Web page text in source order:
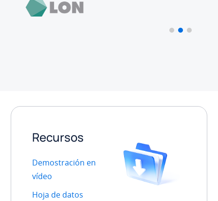
Recursos
Demostración en
vídeo
Hoja de datos